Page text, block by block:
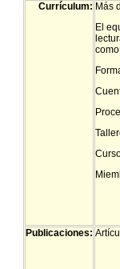
Currículum: Más
El
Publicaciones: